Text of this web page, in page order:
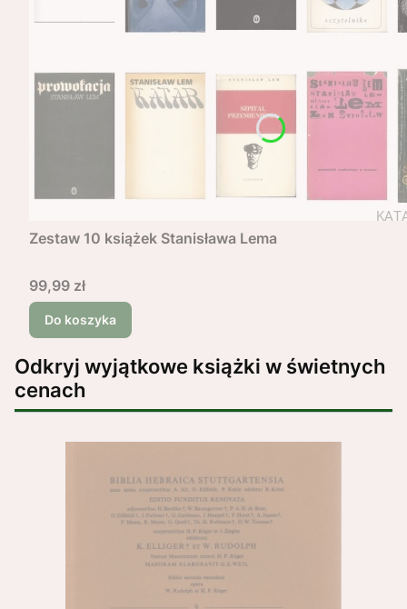
Zestaw 10 książek Stanisława Lema
Cena
99,99 zł
Do koszyka
Odkryj wyjątkowe książki w świetnych
cenach